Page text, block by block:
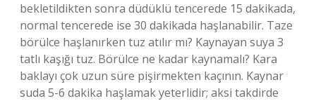
bekletildikten sonra düdüklü tencerede 15 dakikada,
normal tencerede ise 30 dakikada haşlanabilir. Taze
börülce haşlanırken tuz atılır mı? Kaynayan suya 3
tatlı kaşığı tuz. Börülce ne kadar kaynamalı? Kara
baklayı çok uzun süre pişirmekten kaçının. Kaynar
suda 5-6 dakika haşlamak yeterlidir; aksi takdirde